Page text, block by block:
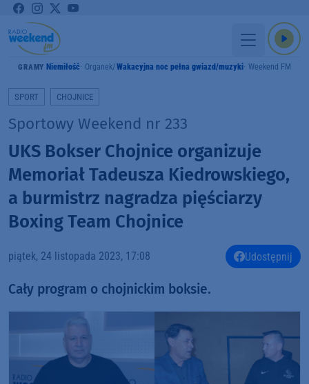
GRAMY Niemiłość Organek Wakacyjna noc pełna gwiazd/muzyki Weekend FM
SPORT CHOJNICE
Sportowy Weekend nr 233
UKS Bokser Chojnice organizuje
Memoriał Tadeusza Kiedrowskiego,
a burmistrz nagradza pięściarzy
Boxing Team Chojnice
piątek, 24 listopada 2023, 17:08 Udostępnij
Cały program o chojnickim boksie.